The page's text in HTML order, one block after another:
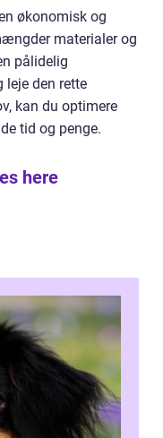
økonomisk og
materialer og
pålidelig
leje den rette
kan du optimere
tid og penge.
here